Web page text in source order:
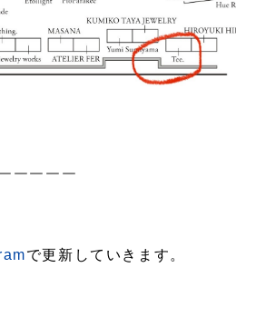
￣￣￣￣
で更新していきます。